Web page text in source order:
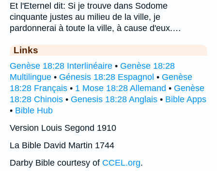
Et l'Eternel dit: Si je trouve dans Sodome
cinquante justes au milieu de la ville, je
pardonnerai à toute la ville, à cause d'eux.…
Links
Genèse 18:28 Interlinéaire • Genèse 18:28
Multilingue • Génesis 18:28 Espagnol • Genèse
18:28 Français • 1 Mose 18:28 Allemand • Genèse
18:28 Chinois • Genesis 18:28 Anglais • Bible Apps
• Bible Hub
Version Louis Segond 1910
La Bible David Martin 1744
Darby Bible courtesy of CCEL.org.